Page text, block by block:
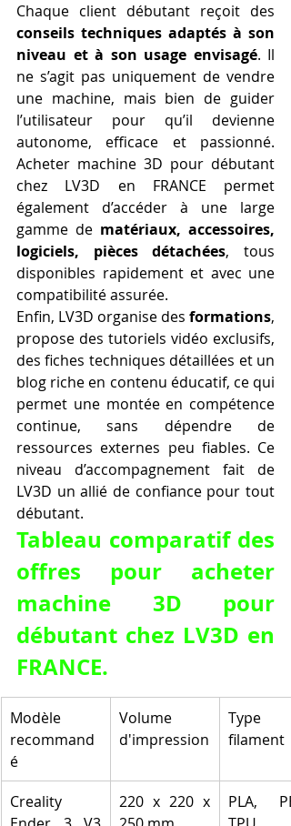
conseils techniques adaptés à son
niveau et à son usage envisagé. Il
ne s’agit pas uniquement de vendre
une machine, mais bien de guider
l’utilisateur pour qu’il devienne
autonome, efficace et passionné.
Acheter machine 3D pour débutant
chez LV3D en FRANCE permet
également d’accéder à une large
gamme de matériaux, accessoires,
logiciels, pièces détachées, tous
disponibles rapidement et avec une
compatibilité assurée.
Enfin, LV3D organise des formations,
propose des tutoriels vidéo exclusifs,
des fiches techniques détaillées et un
blog riche en contenu éducatif, ce qui
permet une montée en compétence
continue, sans dépendre de
ressources externes peu fiables. Ce
niveau d’accompagnement fait de
LV3D un allié de confiance pour tout
débutant.
Tableau comparatif des
offres pour acheter
machine 3D pour
débutant chez LV3D en
FRANCE.
Modèle
recommand
é
Volume
d'impression
Type
filament
Creality
220 x 220 x
PLA,